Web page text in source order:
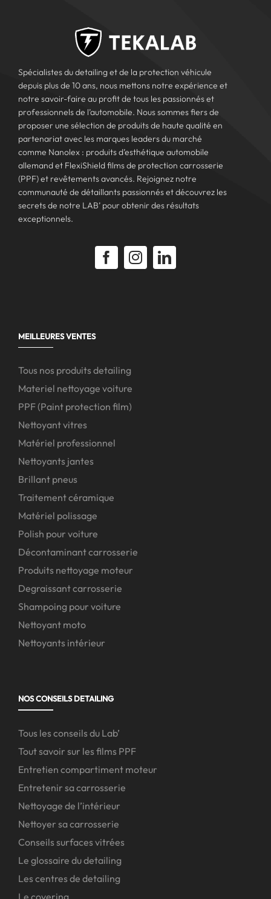
Spécialistes du detailing et de la protection véhicule
depuis plus de 10 ans, nous mettons notre expérience et
notre savoir-faire au profit de tous les passionnés et
professionnels de l’automobile. Nous sommes fiers de
proposer une sélection de produits de haute qualité en
partenariat avec les marques leaders du marché
comme Nanolex : produits d’esthétique automobile
allemand et FlexiShield films de protection carrosserie
(PPF) et revêtements avancés. Rejoignez notre
communauté de détaillants passionnés et découvrez les
secrets de notre LAB’ pour obtenir des résultats
exceptionnels.
MEILLEURES VENTES
Tous nos produits detailing
Materiel nettoyage voiture
PPF (Paint protection film)
Nettoyant vitres
Matériel professionnel
Nettoyants jantes
Brillant pneus
Traitement céramique
Matériel polissage
Polish pour voiture
Décontaminant carrosserie
Produits nettoyage moteur
Degraissant carrosserie
Shampoing pour voiture
Nettoyant moto
Nettoyants intérieur
NOS CONSEILS DETAILING
Tous les conseils du Lab’
Tout savoir sur les films PPF
Entretien compartiment moteur
Entretenir sa carrosserie
Nettoyage de l’intérieur
Nettoyer sa carrosserie
Conseils surfaces vitrées
Le glossaire du detailing
Les centres de detailing
Le covering